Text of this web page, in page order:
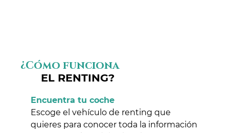
¿Cómo funciona
EL RENTING?
Encuentra tu coche
Escoge el vehículo de renting que
quieres para conocer toda la información